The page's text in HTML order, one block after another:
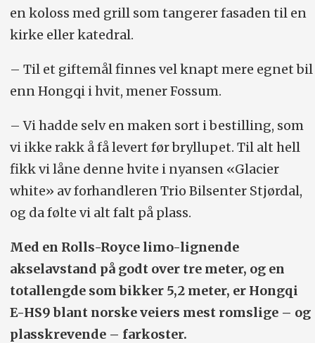
en koloss med grill som tangerer fasaden til en
kirke eller katedral.
– Til et giftemål finnes vel knapt mere egnet bil
enn Hongqi i hvit, mener Fossum.
– Vi hadde selv en maken sort i bestilling, som
vi ikke rakk å få levert før bryllupet. Til alt hell
fikk vi låne denne hvite i nyansen «Glacier
white» av forhandleren Trio Bilsenter Stjørdal,
og da følte vi alt falt på plass.
Med en Rolls-Royce limo-lignende
akselavstand på godt over tre meter, og en
totallengde som bikker 5,2 meter, er Hongqi
E-HS9 blant norske veiers mest romslige – og
plasskrevende – farkoster.